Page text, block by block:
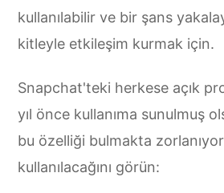
kullanılabilir ve bir şans
kitleyle etkileşim kurmak için.
Snapchat'teki herkese açık
yıl önce kullanıma sunulmuş
bu özelliği bulmakta
kullanılacağını görün: